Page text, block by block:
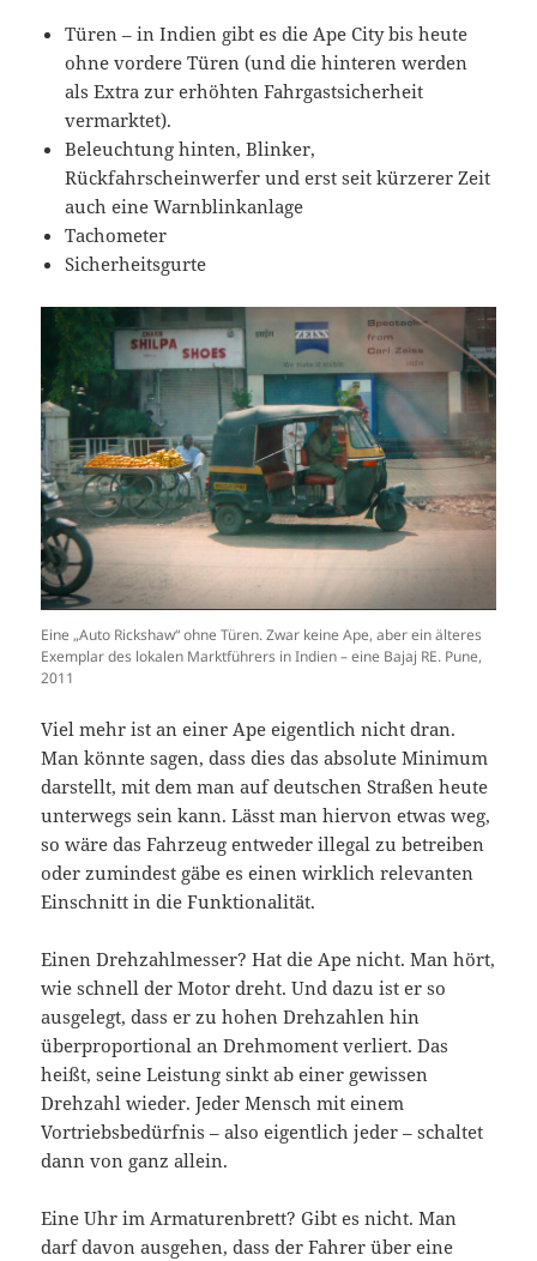
Türen – in Indien gibt es die Ape City bis heute
ohne vordere Türen (und die hinteren werden
als Extra zur erhöhten Fahrgastsicherheit
vermarktet).
Beleuchtung hinten, Blinker,
Rückfahrscheinwerfer und erst seit kürzerer Zeit
auch eine Warnblinkanlage
Tachometer
Sicherheitsgurte
Eine „Auto Rickshaw“ ohne Türen. Zwar keine Ape, aber ein älteres
Exemplar des lokalen Marktführers in Indien – eine Bajaj RE. Pune,
2011
Viel mehr ist an einer Ape eigentlich nicht dran.
Man könnte sagen, dass dies das absolute Minimum
darstellt, mit dem man auf deutschen Straßen heute
unterwegs sein kann. Lässt man hiervon etwas weg,
so wäre das Fahrzeug entweder illegal zu betreiben
oder zumindest gäbe es einen wirklich relevanten
Einschnitt in die Funktionalität.
Einen Drehzahlmesser? Hat die Ape nicht. Man hört,
wie schnell der Motor dreht. Und dazu ist er so
ausgelegt, dass er zu hohen Drehzahlen hin
überproportional an Drehmoment verliert. Das
heißt, seine Leistung sinkt ab einer gewissen
Drehzahl wieder. Jeder Mensch mit einem
Vortriebsbedürfnis – also eigentlich jeder – schaltet
dann von ganz allein.
Eine Uhr im Armaturenbrett? Gibt es nicht. Man
darf davon ausgehen, dass der Fahrer über eine